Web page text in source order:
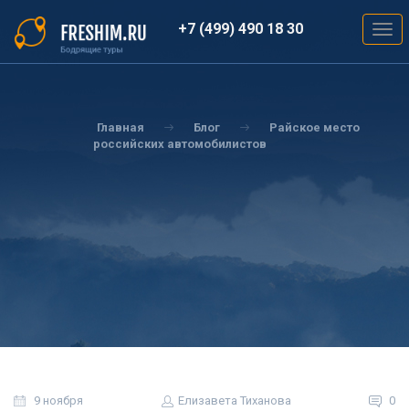
основному
содержанию
+7 (499) 490 18 30
Главная Блог
Райское место
российских автомобилистов
9 ноября Елизавета Тиханова 0